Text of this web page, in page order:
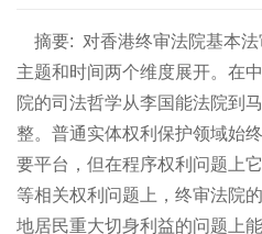
摘要: 对香港终审法院基本
主题和时间两个维度展开。在
院的司法哲学从李国能法院到
整。普通实体权利保护领域始
要平台，但在程序权利问题上
等相关权利问题上，终审法院
地居民重大切身利益的问题上